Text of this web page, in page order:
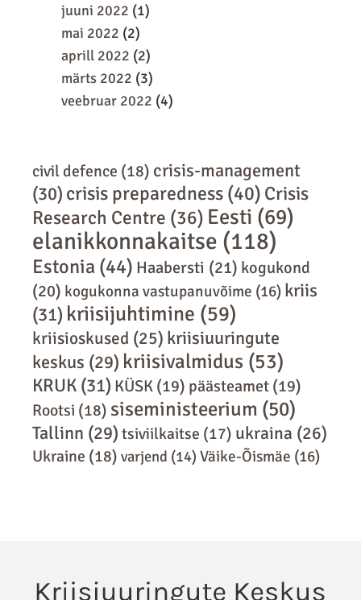
juuni 2022 (1)
mai 2022 (2)
aprill 2022 (2)
märts 2022 (3)
veebruar 2022 (4)
civil defence (18) crisis-management
(30) crisis preparedness (40) Crisis
Research Centre (36) Eesti (69)
elanikkonnakaitse (118)
Estonia (44) Haabersti (21) kogukond
(20) kogukonna vastupanuvõime (16) kriis
(31) kriisijuhtimine (59)
kriisioskused (25) kriisiuuringute
keskus (29) kriisivalmidus (53)
KRUK (31) KÜSK (19) päästeamet (19)
Rootsi (18) siseministeerium (50)
Tallinn (29) tsiviilkaitse (17) ukraina (26)
Ukraine (18) varjend (14) Väike-Õismäe (16)